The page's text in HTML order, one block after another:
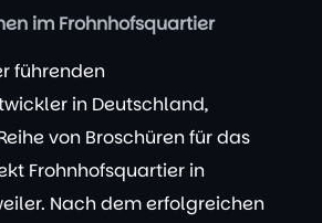
im Frohnhofsquartier
führenden
in Deutschland,
von Broschüren für das
Frohnhofsquartier in
Nach dem erfolgreichen